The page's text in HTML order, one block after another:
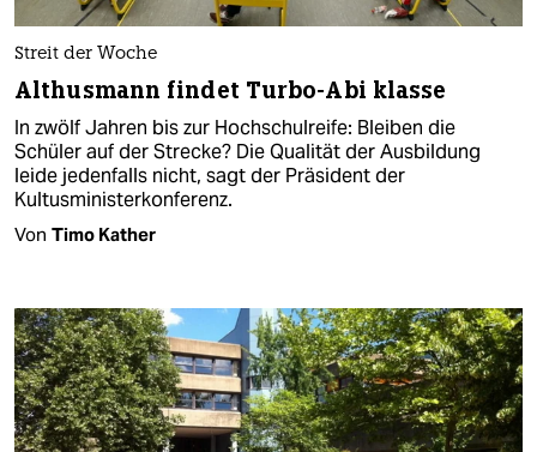
Streit der Woche
Althusmann findet Turbo-Abi klasse
In zwölf Jahren bis zur Hochschulreife: Bleiben die
Schüler auf der Strecke? Die Qualität der Ausbildung
leide jedenfalls nicht, sagt der Präsident der
Kultusministerkonferenz.
Von Timo Kather